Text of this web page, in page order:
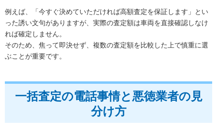
例えば、「今すぐ決めていただければ高額査定を保証します」とい
った誘い文句がありますが、実際の査定額は車両を直接確認しなけ
れば確定しません。
そのため、焦って即決せず、複数の査定額を比較した上で慎重に選
ぶことが重要です。
一括査定の電話事情と悪徳業者の見
分け方